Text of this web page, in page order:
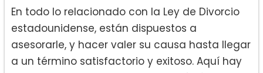
En todo lo relacionado con la Ley de Divorcio
estadounidense, están dispuestos a
asesorarle, y hacer valer su causa hasta llegar
a un término satisfactorio y exitoso. Aquí hay